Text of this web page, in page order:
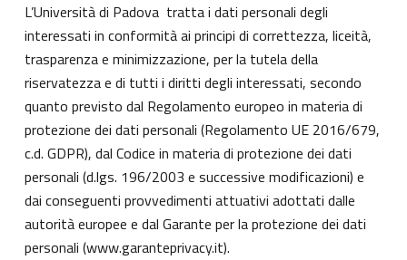
L’Università di Padova tratta i dati personali degli
interessati in conformità ai principi di correttezza, liceità,
trasparenza e minimizzazione, per la tutela della
riservatezza e di tutti i diritti degli interessati, secondo
quanto previsto dal Regolamento europeo in materia di
protezione dei dati personali (Regolamento UE 2016/679,
c.d. GDPR), dal Codice in materia di protezione dei dati
personali (d.lgs. 196/2003 e successive modificazioni) e
dai conseguenti provvedimenti attuativi adottati dalle
autorità europee e dal Garante per la protezione dei dati
personali (www.garanteprivacy.it).